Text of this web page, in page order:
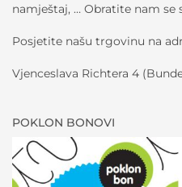
namještaj, … Obratite nam se
Posjetite našu trgovinu na
Vjenceslava Richtera 4
POKLON BONOVI